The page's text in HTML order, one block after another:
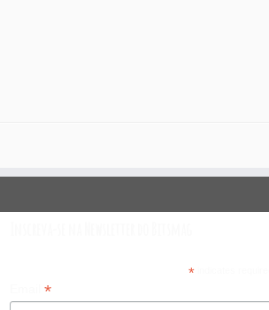
*indicates required
*